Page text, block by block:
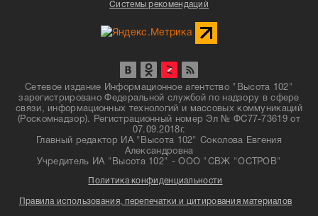
Системы рекомендаций
Сетевое издание Информационное агентство "Высота 102"
зарегистрировано Федеральной службой по надзору в сфере
связи, информационных технологий и массовых коммуникаций
(Роскомнадзор). Регистрационный номер Эл № ФС77-73619 от
07.09.2018г.
Главный редактор ИА "Высота 102" Соколова Евгения
Александровна
Учредитель ИА "Высота 102" - ООО "СВЖ "ОСТРОВ"
Политика конфиденциальности
Правила использования, перепечатки и цитирования материалов